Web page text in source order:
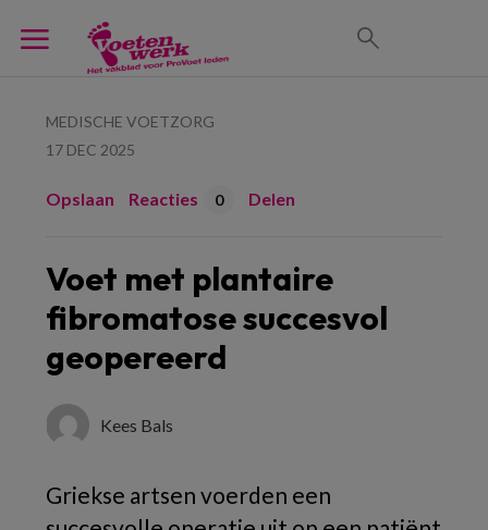
MEDISCHE VOETZORG
17 DEC 2025
Opslaan Reacties 0 Delen
Voet met plantaire
fibromatose succesvol
geopereerd
Kees Bals
Griekse artsen voerden een